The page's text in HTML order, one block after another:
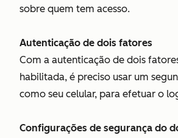
sobre quem tem acesso.
Autenticação de dois fatores
Com a autenticação de dois
habilitada, é preciso usar um
como seu celular, para efetuar o
Configurações de segurança do